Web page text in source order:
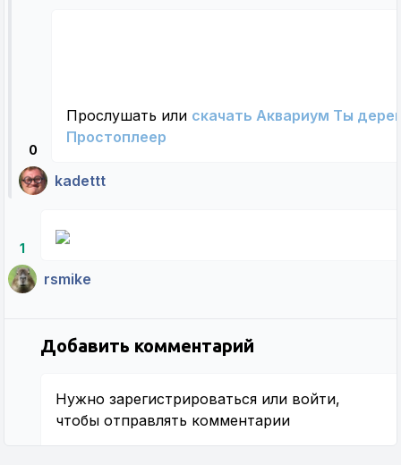
0
Прослушать или скачать Аквариум Ты
Простоплеер
kadettt
1
rsmike
Добавить комментарий
Нужно зарегистрироваться или войти,
чтобы отправлять комментарии